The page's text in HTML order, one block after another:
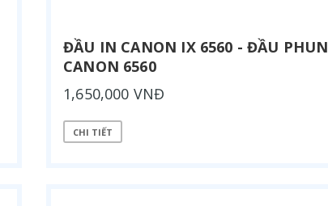
ĐẦU IN CANON IX 6560 - ĐẦU PHUN
CANON 6560
1,650,000 VNĐ
CHI TIẾT